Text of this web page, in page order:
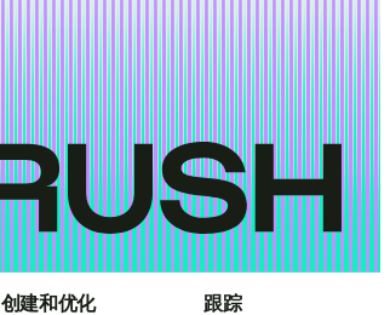
创建和优化 跟踪